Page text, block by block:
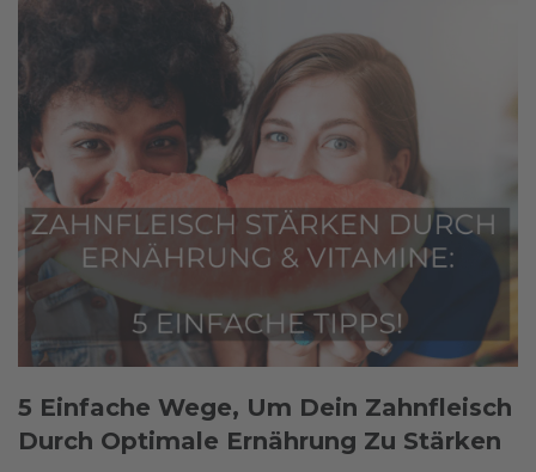
5 Einfache Wege, Um Dein Zahnfleisch
Durch Optimale Ernährung Zu Stärken